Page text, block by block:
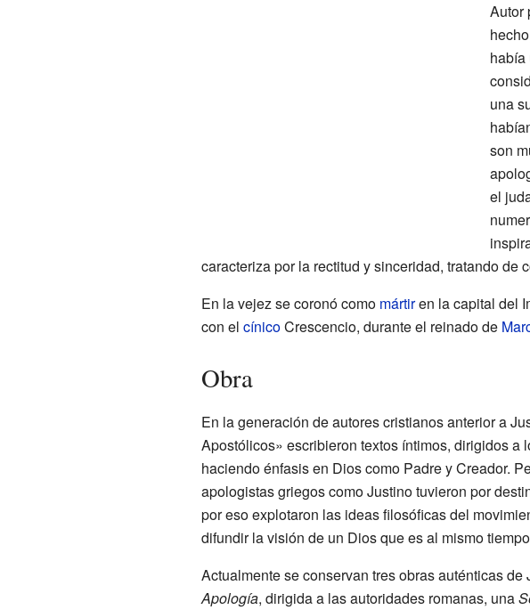
Autor
había
una
son
el
caracteriza por la rectitud y sinceridad, tratando de
En la vejez se coronó como mártiren la capital del
con el cínicoCrescencio, durante el reinado de
Obra
En la generación de autores cristianos anterior a
Apostólicos» escribieron textos íntimos, dirigidos a
haciendo énfasis en Dios como Padre y Creador.
apologistas griegos como Justino tuvieron por
por eso explotaron las ideas filosóficas del
difundir la visión de un Dios que es al mismo
Actualmente se conservan tres obras auténticas de
Apología, dirigida a las autoridades romanas, una